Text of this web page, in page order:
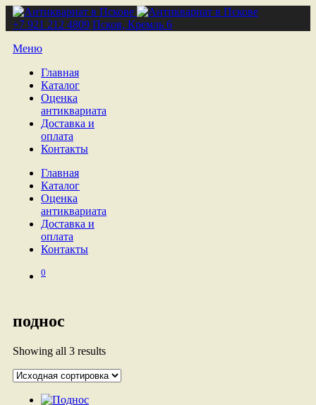
+7 921 212 4809 Псков, Кремль 6
Меню
Главная
Каталог
Оценка
антиквариата
Доставка и
оплата
Контакты
Главная
Каталог
Оценка
антиквариата
Доставка и
оплата
Контакты
0
поднос
Showing all 3 results